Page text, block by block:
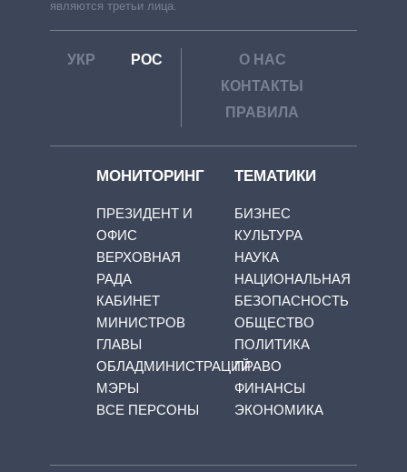
являются третьи лица.
УКР РОС
О НАС
КОНТАКТЫ
ПРАВИЛА
МОНИТОРИНГ
ПРЕЗИДЕНТ И
ОФИС
ВЕРХОВНАЯ
РАДА
КАБИНЕТ
МИНИСТРОВ
ГЛАВЫ
ОБЛАДМИНИСТРАЦИЙ
МЭРЫ
ВСЕ ПЕРСОНЫ
ТЕМАТИКИ
БИЗНЕС
КУЛЬТУРА
НАУКА
НАЦИОНАЛЬНАЯ
БЕЗОПАСНОСТЬ
ОБЩЕСТВО
ПОЛИТИКА
ПРАВО
ФИНАНСЫ
ЭКОНОМИКА